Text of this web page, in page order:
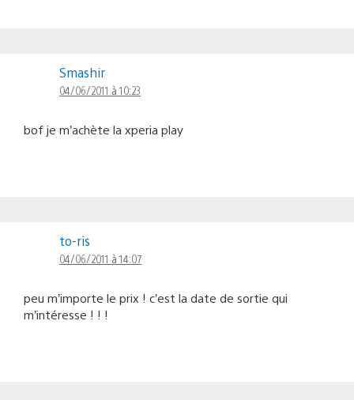
Smashir
04/06/2011 à 10:23
bof je m’achète la xperia play
to-ris
04/06/2011 à 14:07
peu m’importe le prix ! c’est la date de sortie qui
m’intéresse ! ! !